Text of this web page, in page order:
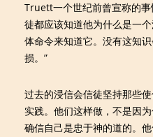
Truett一个世纪前曾宣称的
徒都应该知道他为什么是一
体命令来知道它。没有这知
损。”
过去的浸信会信徒坚持那些
实践。他们这样做，不是因
确信自己是忠于神的道的。